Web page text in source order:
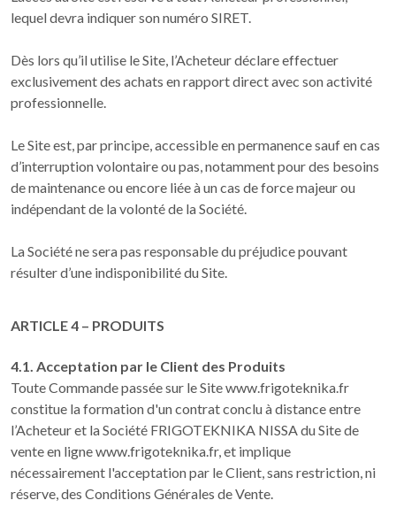
lequel devra indiquer son numéro SIRET.
Dès lors qu’il utilise le Site, l’Acheteur déclare effectuer
exclusivement des achats en rapport direct avec son activité
professionnelle.
Le Site est, par principe, accessible en permanence sauf en cas
d’interruption volontaire ou pas, notamment pour des besoins
de maintenance ou encore liée à un cas de force majeur ou
indépendant de la volonté de la Société.
La Société ne sera pas responsable du préjudice pouvant
résulter d’une indisponibilité du Site.
ARTICLE 4 – PRODUITS
4.1. Acceptation par le Client des Produits
Toute Commande passée sur le Site www.frigoteknika.fr
constitue la formation d'un contrat conclu à distance entre
l’Acheteur et la Société FRIGOTEKNIKA NISSA du Site de
vente en ligne www.frigoteknika.fr, et implique
nécessairement l'acceptation par le Client, sans restriction, ni
réserve, des Conditions Générales de Vente.